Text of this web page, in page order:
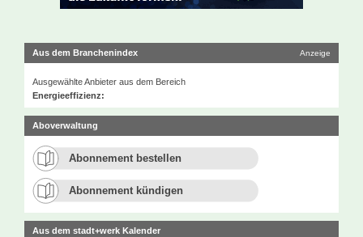
Aus dem Branchenindex Anzeige
Ausgewählte Anbieter aus dem Bereich
Energieeffizienz:
Aboverwaltung
Abonnement bestellen
Abonnement kündigen
Aus dem stadt+werk Kalender